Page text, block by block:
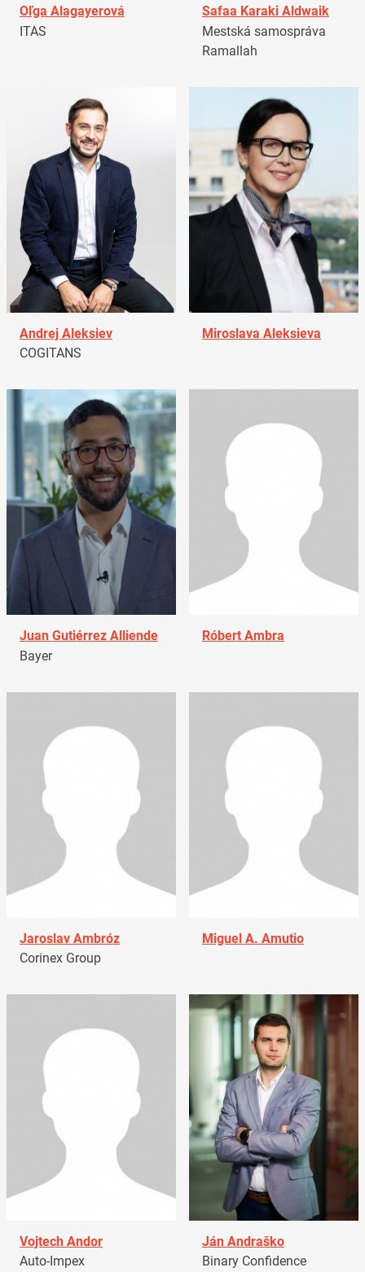
Oľga Alagayerová
ITAS
Safaa Karaki Aldwaik
Mestská samospráva
Ramallah
Andrej Aleksiev
COGITANS
Miroslava Aleksieva
Juan Gutiérrez Alliende
Bayer
Róbert Ambra
Jaroslav Ambróz
Corinex Group
Miguel A. Amutio
Vojtech Andor
Auto-Impex
Ján Andraško
Binary Confidence